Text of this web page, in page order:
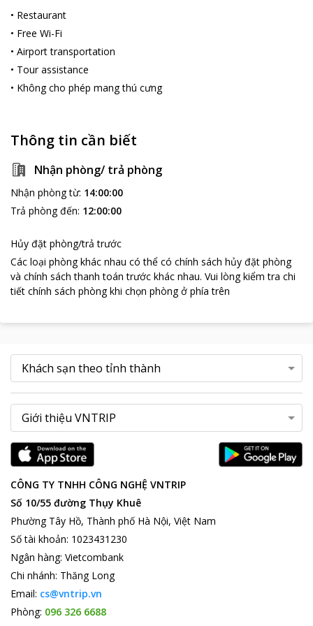
chiếu phim, thư viện với hơn 10.000 đầu sách chuyên đề về phụ
nữ.
TừPhuong Anh Hotel Saigon
phút để tới Bảo tàng Phụ nữ Nam Bộ.
• Restaurant
• Free Wi-Fi
• Airport transportation
• Tour assistance
• Không cho phép mang thú cưng
Thông tin cần biết
Nhận phòng/ trả phòng
Nhận phòng từ: 14:00:00
Trả phòng đến: 12:00:00
Hủy đặt phòng/trả trước
Các loại phòng khác nhau có thể có chính sách hủy đặt phòng
và chính sách thanh toán trước khác nhau. Vui lòng kiểm tra chi
tiết chính sách phòng khi chọn phòng ở phía trên
CÔNG TY TNHH CÔNG NGHỆ VNTRIP
Số 10/55 đường Thụy Khuê
Phường Tây Hồ, Thành phố Hà Nội, Việt Nam
Số tài khoản: 1023431230
Ngân hàng: Vietcombank
Chi nhánh: Thăng Long
Email: cs@vntrip.vn
Phòng: 096 326 6688